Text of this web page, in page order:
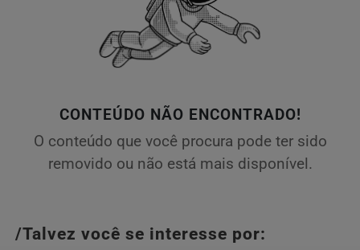
CONTEÚDO NÃO ENCONTRADO!
O conteúdo que você procura pode ter sido
removido ou não está mais disponível.
/Talvez você se interesse por: